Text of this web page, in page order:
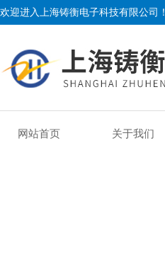
欢迎进入上海铸衡电子科技有限公司！
网站首页 关于我们